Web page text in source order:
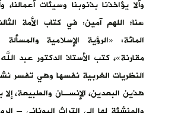
وألا يؤاخذنا بذنوبنا وسيئات
عنا؛ اللهم آمين: في كتاب الأمة
المائة: «الرؤية الإسلامية
مقارنة»، كتب الأستاذ الدكتور عبد
النظريات الغربية نفسها وهي تفسر
هذين البعدين، الإنسـان والطبيعة،